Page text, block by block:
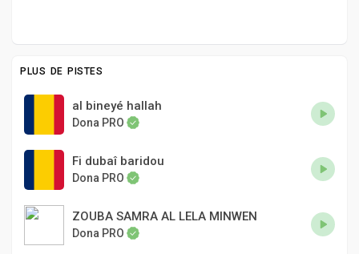
PLUS DE PISTES
al bineyé hallah
Dona PRO
Fi dubaî baridou
Dona PRO
ZOUBA SAMRA AL LELA MINWEN
Dona PRO